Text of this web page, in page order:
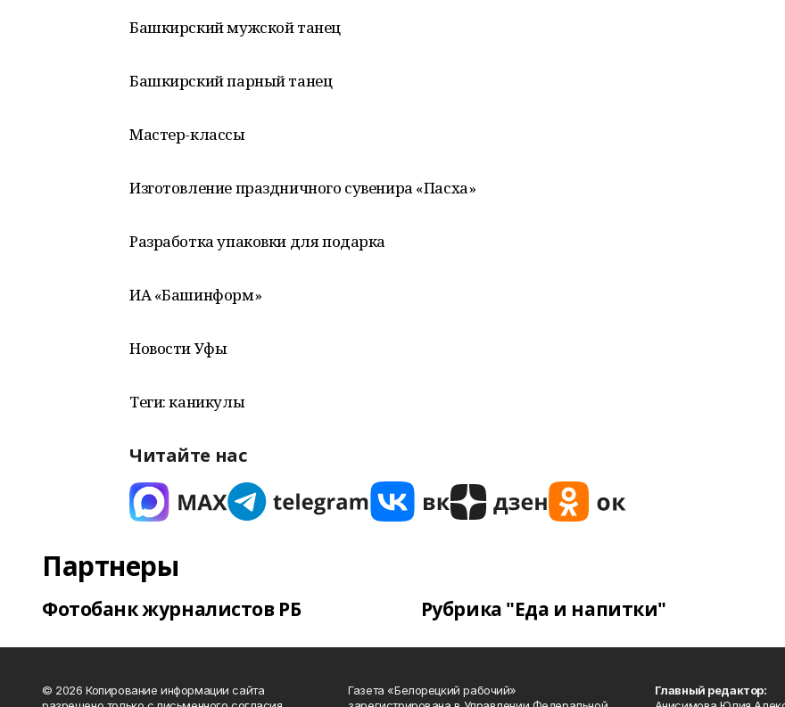
Башкирский мужской танец
Башкирский парный танец
Мастер-классы
Изготовление праздничного сувенира «Пасха»
Разработка упаковки для подарка
ИА «Башинформ»
Новости Уфы
Теги: каникулы
Читайте нас
Партнеры
Фотобанк журналистов РБ Рубрика "Еда и напитки"
© 2026 Копирование информации сайта
Газета «Белорецкий рабочий»
Главный редактор: